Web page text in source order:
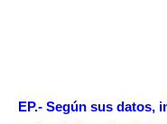
EP.- Según sus datos,